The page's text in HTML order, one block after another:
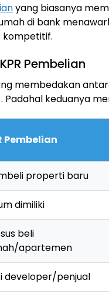
yang biasanya
di bank
kompetitif.
Pembelian
membedakan
. Padahal keduanya
Pembelian
properti baru
dimiliki
beli
apartemen
developer/penjual